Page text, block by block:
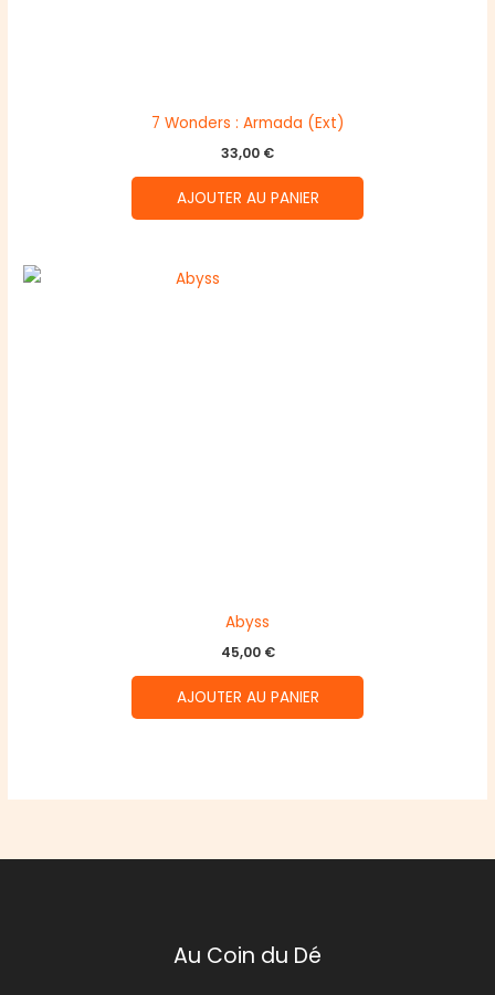
7 Wonders : Armada (Ext)
33,00 €
AJOUTER AU PANIER
Abyss
45,00 €
AJOUTER AU PANIER
Au Coin du Dé